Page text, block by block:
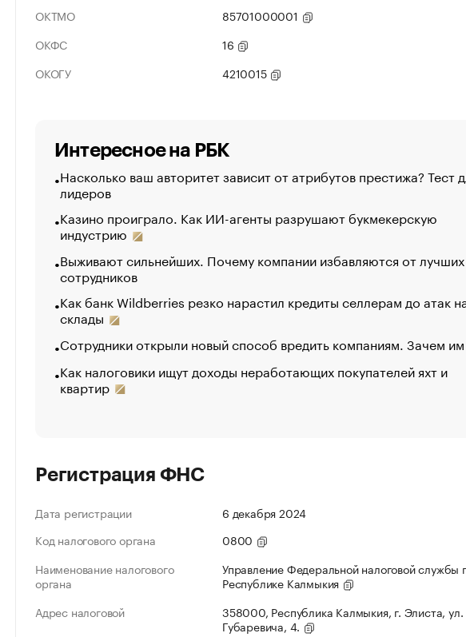
ОКТМО
85701000001
ОКФС
16
ОКОГУ
4210015
Интересное на РБК
Насколько ваш авторитет зависит от атрибутов престижа? Тест
лидеров
Казино проиграло. Как ИИ-агенты разрушают букмекерскую
индустрию
Выживают сильнейших. Почему компании избавляются от лучших
сотрудников
Как банк Wildberries резко нарастил кредиты селлерам до атак
склады
Сотрудники открыли новый способ вредить компаниям. Зачем
Как налоговики ищут доходы неработающих покупателей яхт и
квартир
Регистрация ФНС
Дата регистрации
6 декабря 2024
Код налогового органа
0800
Наименование налогового
органа
Управление Федеральной налоговой службы
Республике Калмыкия
Адрес налоговой
358000, Республика Калмыкия, г. Элиста, ул.
Губаревича, 4.